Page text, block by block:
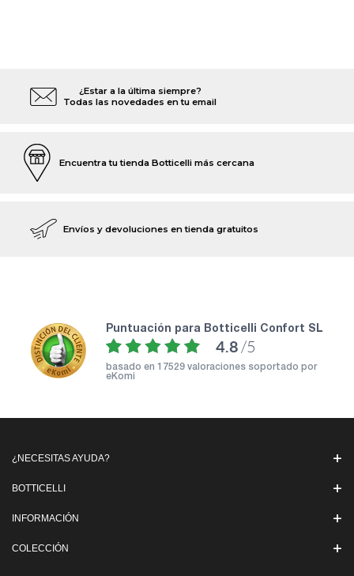
¿Estar a la última siempre?
Todas las novedades en tu email
Encuentra tu tienda Botticelli más cercana
Envíos y devoluciones en tienda gratuitos
puntuación para Botticelli Confort SL
4.8 /5
basado en 17529 valoraciones soportado por
eKomi
¿NECESITAS AYUDA?
BOTTICELLI
INFORMACIÓN
COLECCIÓN